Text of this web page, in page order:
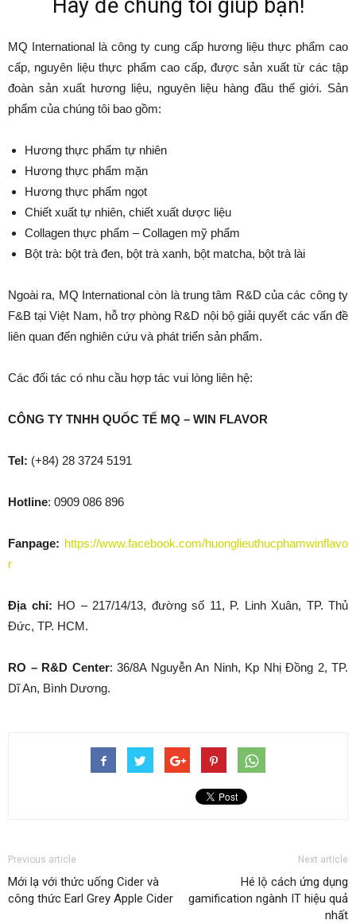
Hãy để chúng tôi giúp bạn!
MQ International là công ty cung cấp hương liệu thực phẩm cao
cấp, nguyên liệu thực phẩm cao cấp, được sản xuất từ các tập
đoàn sản xuất hương liệu, nguyên liệu hàng đầu thế giới. Sản
phẩm của chúng tôi bao gồm:
Hương thực phẩm tự nhiên
Hương thực phẩm mặn
Hương thực phẩm ngọt
Chiết xuất tự nhiên, chiết xuất dược liệu
Collagen thực phẩm – Collagen mỹ phẩm
Bột trà: bột trà đen, bột trà xanh, bột matcha, bột trà lài
Ngoài ra, MQ International còn là trung tâm R&D của các công ty
F&B tại Việt Nam, hỗ trợ phòng R&D nội bộ giải quyết các vấn đề
liên quan đến nghiên cứu và phát triển sản phẩm.
Các đối tác có nhu cầu hợp tác vui lòng liên hệ:
CÔNG TY TNHH QUỐC TẾ MQ – WIN FLAVOR
Tel: (+84) 28 3724 5191
Hotline: 0909 086 896
Fanpage: https://www.facebook.com/huonglieuthucphamwinflavo
r
Địa chỉ: HO – 217/14/13, đường số 11, P. Linh Xuân, TP. Thủ
Đức, TP. HCM.
RO – R&D Center: 36/8A Nguyễn An Ninh, Kp Nhị Đồng 2, TP.
Dĩ An, Bình Dương.
Previous article
Mới lạ với thức uống Cider và
công thức Earl Grey Apple Cider
Next article
Hé lộ cách ứng dụng
gamification ngành IT hiệu quả
nhất